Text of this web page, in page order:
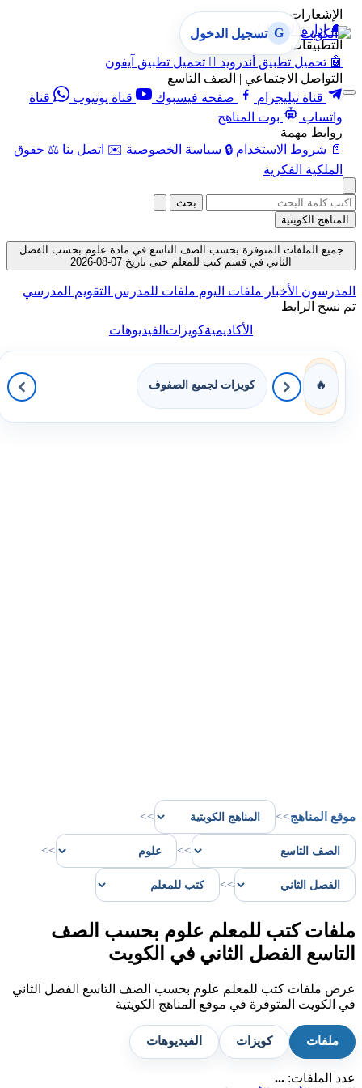
الإشعارات
🔔 إدارة الإشعارات
التطبيقات
🤖 تحميل تطبيق أندرويد  تحميل تطبيق آيفون
التواصل الاجتماعي | الصف التاسع
قناة تيليجرام
صفحة فيسبوك قناة يوتيوب
قناة
واتساب
بوت المناهج
روابط مهمة
📄 شروط الاستخدام 🔒 سياسة الخصوصية ✉️ اتصل بنا ⚖️ حقوق
الملكية الفكرية
G تسجيل الدخول
بحث
المناهج الكويتية
جميع الملفات المتوفرة بحسب الصف التاسع في مادة علوم بحسب الفصل
الثاني في قسم كتب للمعلم حتى تاريخ 07-08-2026
المدرسون الأخبار ملفات اليوم ملفات للمدرس التقويم المدرسي
تم نسخ الرابط
الأكاديميةكويزاتالفيديوهات
🔥 كويزات لجميع الصفوف
موقع المناهج>>
>>
>>
>>
>>
ملفات كتب للمعلم علوم بحسب الصف
التاسع الفصل الثاني في الكويت
عرض ملفات كتب للمعلم علوم بحسب الصف التاسع الفصل الثاني
في الكويت المتوفرة في موقع المناهج الكويتية
ملفات كويزات الفيديوهات
عدد الملفات: ...